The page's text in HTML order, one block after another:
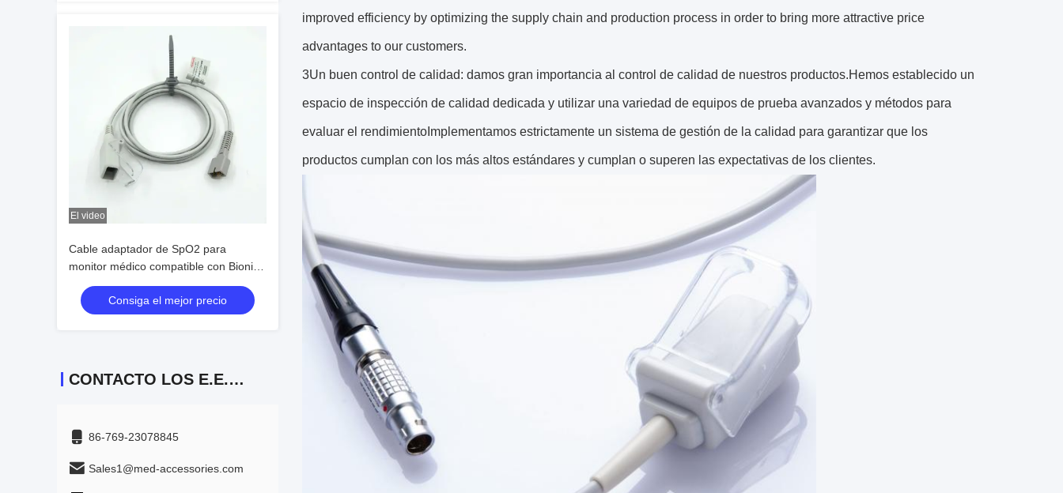
El video
Cable adaptador de SpO2 para
monitor médico compatible con Bionics
a Nellcor, cable de extensión de SpO2
Consiga el mejor precio
CONTACTO LOS E.E.U.U.
86-769-23078845
Sales1@med-accessories.com
improved efficiency by optimizing the supply chain and production process in order to bring more attractive price
advantages to our customers.
3Un buen control de calidad: damos gran importancia al control de calidad de nuestros productos.Hemos establecido un
espacio de inspección de calidad dedicada y utilizar una variedad de equipos de prueba avanzados y métodos para
evaluar el rendimientoImplementamos estrictamente un sistema de gestión de la calidad para garantizar que los
productos cumplan con los más altos estándares y cumplan o superen las expectativas de los clientes.